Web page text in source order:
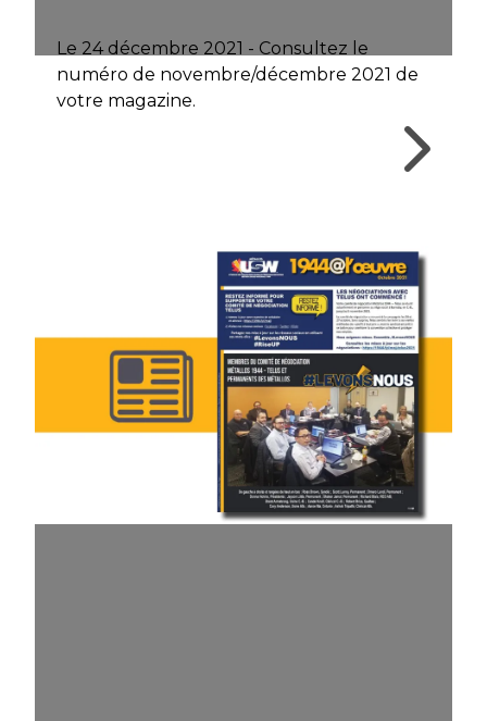
Le 24 décembre 2021 - Consultez le
numéro de novembre/décembre 2021 de
votre magazine.
Numéro de novembre/décembre du